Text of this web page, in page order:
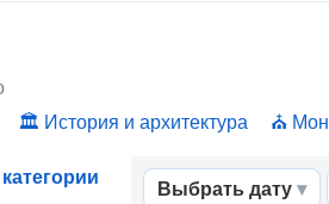
История и архитектура
Выбрать дату